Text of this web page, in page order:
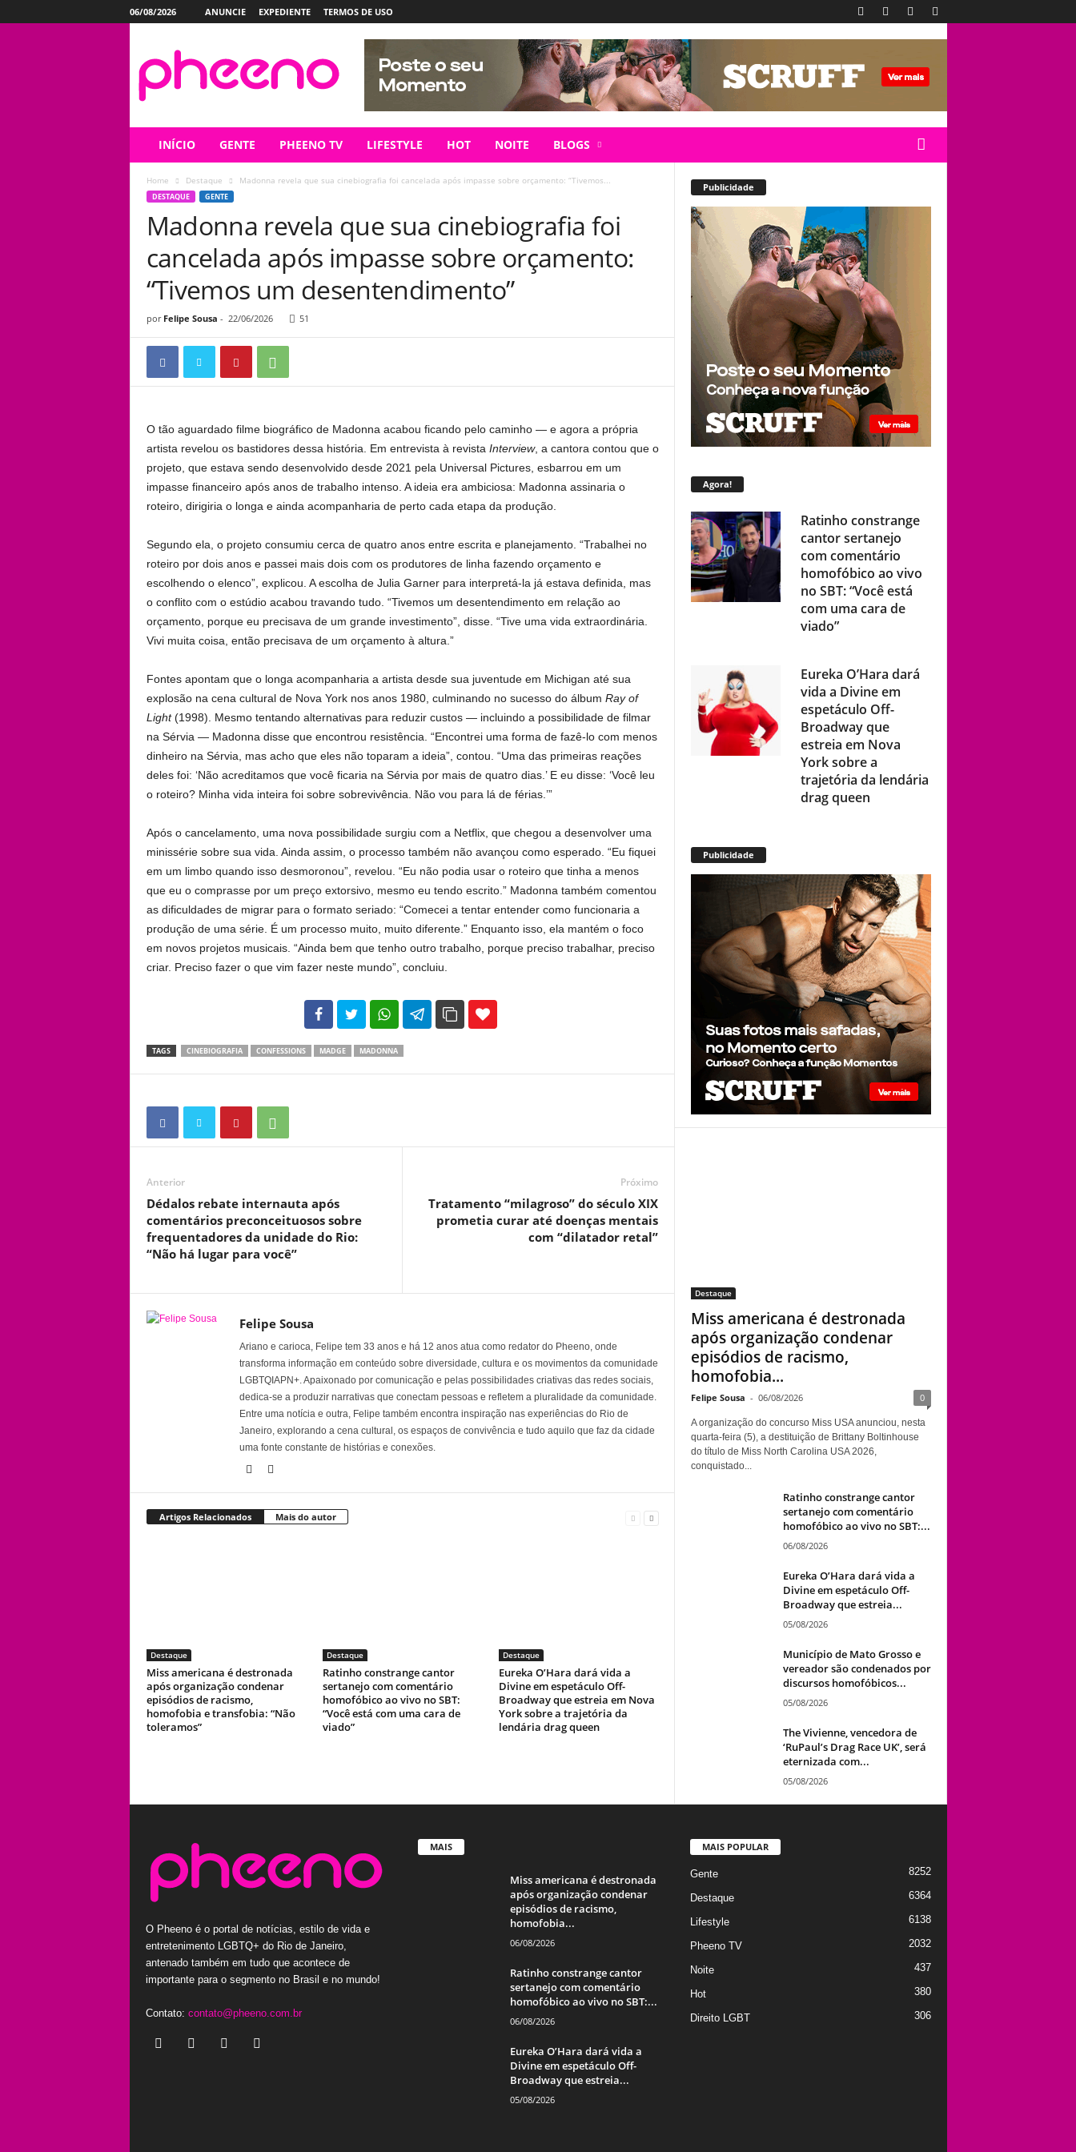
06/08/2026 ANUNCIE EXPEDIENTE TERMOS DE USO
INÍCIO GENTE PHEENO TV LIFESTYLE HOT NOITE BLOGS
Home Destaque Madonna revela que sua cinebiografia foi cancelada após impasse sobre orçamento: “Tivemos...
DESTAQUE GENTE
Madonna revela que sua cinebiografia foi
cancelada após impasse sobre orçamento:
“Tivemos um desentendimento”
por Felipe Sousa - 22/06/2026 51
O tão aguardado filme biográfico de Madonna acabou ficando pelo caminho — e agora a própria
artista revelou os bastidores dessa história. Em entrevista à revista Interview, a cantora contou que o
projeto, que estava sendo desenvolvido desde 2021 pela Universal Pictures, esbarrou em um
impasse financeiro após anos de trabalho intenso. A ideia era ambiciosa: Madonna assinaria o
roteiro, dirigiria o longa e ainda acompanharia de perto cada etapa da produção.
Segundo ela, o projeto consumiu cerca de quatro anos entre escrita e planejamento. “Trabalhei no
roteiro por dois anos e passei mais dois com os produtores de linha fazendo orçamento e
escolhendo o elenco”, explicou. A escolha de Julia Garner para interpretá-la já estava definida, mas
o conflito com o estúdio acabou travando tudo. “Tivemos um desentendimento em relação ao
orçamento, porque eu precisava de um grande investimento”, disse. “Tive uma vida extraordinária.
Vivi muita coisa, então precisava de um orçamento à altura.”
Fontes apontam que o longa acompanharia a artista desde sua juventude em Michigan até sua
explosão na cena cultural de Nova York nos anos 1980, culminando no sucesso do álbum Ray of
Light(1998). Mesmo tentando alternativas para reduzir custos — incluindo a possibilidade de filmar
na Sérvia — Madonna disse que encontrou resistência. “Encontrei uma forma de fazê-lo com menos
dinheiro na Sérvia, mas acho que eles não toparam a ideia”, contou. “Uma das primeiras reações
deles foi: ‘Não acreditamos que você ficaria na Sérvia por mais de quatro dias.’ E eu disse: ‘Você leu
o roteiro? Minha vida inteira foi sobre sobrevivência. Não vou para lá de férias.’”
Após o cancelamento, uma nova possibilidade surgiu com a Netflix, que chegou a desenvolver uma
minissérie sobre sua vida. Ainda assim, o processo também não avançou como esperado. “Eu fiquei
em um limbo quando isso desmoronou”, revelou. “Eu não podia usar o roteiro que tinha a menos
que eu o comprasse por um preço extorsivo, mesmo eu tendo escrito.” Madonna também comentou
as dificuldades de migrar para o formato seriado: “Comecei a tentar entender como funcionaria a
produção de uma série. É um processo muito, muito diferente.” Enquanto isso, ela mantém o foco
em novos projetos musicais. “Ainda bem que tenho outro trabalho, porque preciso trabalhar, preciso
criar. Preciso fazer o que vim fazer neste mundo”, concluiu.
102 35
TAGS CINEBIOGRAFIA CONFESSIONS MADGE MADONNA
Anterior
Dédalos rebate internauta após
comentários preconceituosos sobre
frequentadores da unidade do Rio:
“Não há lugar para você”
Próximo
Tratamento “milagroso” do século XIX
prometia curar até doenças mentais
com “dilatador retal”
Felipe Sousa
Ariano e carioca, Felipe tem 33 anos e há 12 anos atua como redator do Pheeno, onde
transforma informação em conteúdo sobre diversidade, cultura e os movimentos da comunidade
LGBTQIAPN+. Apaixonado por comunicação e pelas possibilidades criativas das redes sociais,
dedica-se a produzir narrativas que conectam pessoas e refletem a pluralidade da comunidade.
Entre uma notícia e outra, Felipe também encontra inspiração nas experiências do Rio de
Janeiro, explorando a cena cultural, os espaços de convivência e tudo aquilo que faz da cidade
uma fonte constante de histórias e conexões.
Artigos Relacionados Mais do autor
Destaque
Miss americana é destronada
após organização condenar
episódios de racismo,
homofobia e transfobia: “Não
toleramos”
Destaque
Ratinho constrange cantor
sertanejo com comentário
homofóbico ao vivo no SBT:
“Você está com uma cara de
viado”
Destaque
Eureka O’Hara dará vida a
Divine em espetáculo Off-
Broadway que estreia em Nova
York sobre a trajetória da
lendária drag queen
Publicidade
Agora!
Ratinho constrange
cantor sertanejo
com comentário
homofóbico ao vivo
no SBT: “Você está
com uma cara de
viado”
Eureka O’Hara dará
vida a Divine em
espetáculo Off-
Broadway que
estreia em Nova
York sobre a
trajetória da lendária
drag queen
são condenados por
discursos
homofóbicos
durante sessão da
Câmara
The Vivienne,
vencedora de
‘RuPaul’s Drag Race
UK’, será eternizada
com estátua na
cidade onde
começou sua
Publicidade
Destaque
Miss americana é destronada
após organização condenar
episódios de racismo,
homofobia...
Felipe Sousa - 06/08/2026 0
A organização do concurso Miss USA anunciou, nesta
quarta-feira (5), a destituição de Brittany Boltinhouse
do título de Miss North Carolina USA 2026,
conquistado...
Ratinho constrange cantor
sertanejo com comentário
homofóbico ao vivo no SBT:...
06/08/2026
Eureka O’Hara dará vida a
Divine em espetáculo Off-
Broadway que estreia...
05/08/2026
Município de Mato Grosso e
vereador são condenados por
discursos homofóbicos...
05/08/2026
The Vivienne, vencedora de
‘RuPaul’s Drag Race UK’, será
eternizada com...
05/08/2026
O Pheeno é o portal de notícias, estilo de vida e
entretenimento LGBTQ+ do Rio de Janeiro,
antenado também em tudo que acontece de
importante para o segmento no Brasil e no mundo!
Contato: contato@pheeno.com.br
MAIS
Miss americana é destronada
após organização condenar
episódios de racismo,
homofobia...
06/08/2026
Ratinho constrange cantor
sertanejo com comentário
homofóbico ao vivo no SBT:...
06/08/2026
Eureka O’Hara dará vida a
Divine em espetáculo Off-
Broadway que estreia...
05/08/2026
MAIS POPULAR
Gente 8252
Destaque 6364
Lifestyle 6138
Pheeno TV 2032
Noite 437
Hot 380
Direito LGBT 306